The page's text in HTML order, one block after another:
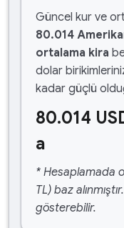
Güncel kur ve
80.014
ortalama kira
dolar
kadar güçlü
80.014
a
* Hesaplamada
TL) baz
gösterebilir.